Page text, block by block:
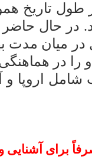
تاریخ
در حال حاضر
در میان مدت
را در
شامل
برای آشنایی و